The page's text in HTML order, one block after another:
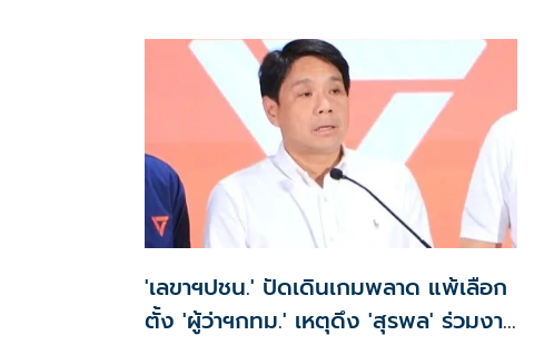
นายกเมืองพัทยา เมื่อวันที่ 28 มิถุนายนที่ผ่านมา
'เลขาฯปชน.' ปัดเดินเกมพลาด แพ้เลือก
ตั้ง 'ผู้ว่าฯกทม.' เหตุดึง 'สุรพล' ร่วมงาน